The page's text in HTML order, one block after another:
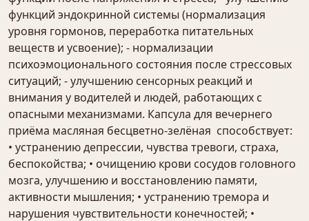
функций эндокринной системы (нормализация
уровня гормонов, переработка питательных
веществ и усвоение); - нормализации
психоэмоционального состояния после стрессовых
ситуаций; - улучшению сенсорных реакций и
внимания у водителей и людей, работающих с
опасными механизмами. Капсула для вечернего
приёма масляная бесцветно-зелёная способствует:
• устранению депрессии, чувства тревоги, страха,
беспокойства; • очищению крови сосудов головного
мозга, улучшению и восстановлению памяти,
активности мышления; • устранению тремора и
нарушения чувствительности конечностей; •